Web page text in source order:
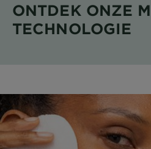
ONTDEK ONZE
TECHNOLOGIE​